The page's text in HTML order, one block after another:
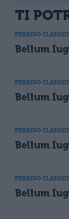
TI
PERIODO
Bellum
PERIODO
Bellum
PERIODO
Bellum
PERIODO
Bellum